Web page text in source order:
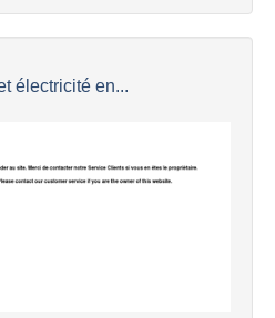
électricité en...